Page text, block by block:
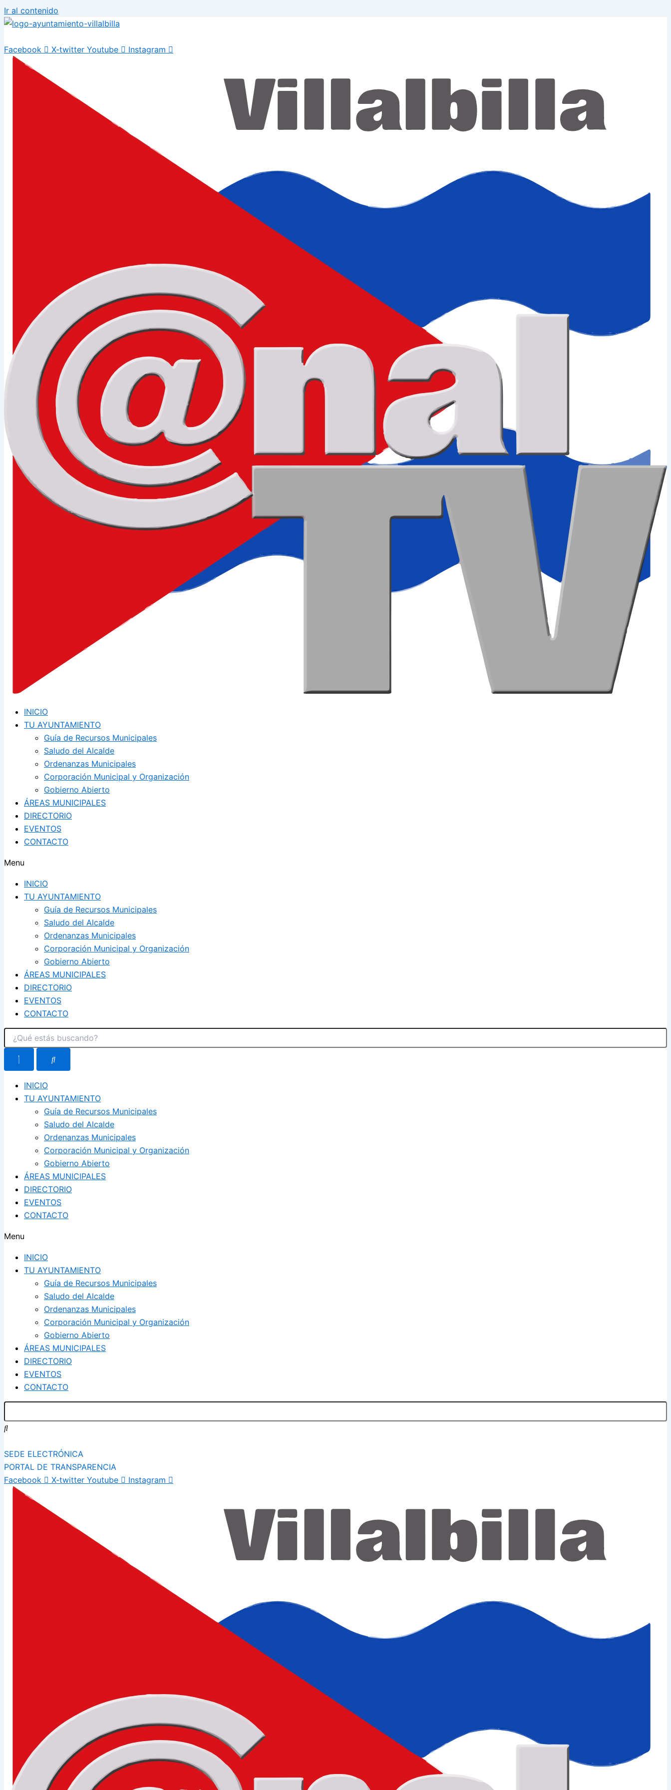
Ir al contenido
Facebook X-twitter Youtube Instagram
INICIO
TU AYUNTAMIENTO
Guía de Recursos Municipales
Saludo del Alcalde
Ordenanzas Municipales
Corporación Municipal y Organización
Gobierno Abierto
ÁREAS MUNICIPALES
DIRECTORIO
EVENTOS
CONTACTO
Menu
INICIO
TU AYUNTAMIENTO
Guía de Recursos Municipales
Saludo del Alcalde
Ordenanzas Municipales
Corporación Municipal y Organización
Gobierno Abierto
ÁREAS MUNICIPALES
DIRECTORIO
EVENTOS
CONTACTO
INICIO
TU AYUNTAMIENTO
Guía de Recursos Municipales
Saludo del Alcalde
Ordenanzas Municipales
Corporación Municipal y Organización
Gobierno Abierto
ÁREAS MUNICIPALES
DIRECTORIO
EVENTOS
CONTACTO
Menu
INICIO
TU AYUNTAMIENTO
Guía de Recursos Municipales
Saludo del Alcalde
Ordenanzas Municipales
Corporación Municipal y Organización
Gobierno Abierto
ÁREAS MUNICIPALES
DIRECTORIO
EVENTOS
CONTACTO
SEDE ELECTRÓNICA
PORTAL DE TRANSPARENCIA
Facebook
X-twitter Youtube Instagram